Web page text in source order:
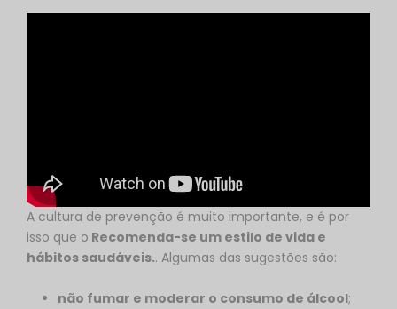
A cultura de prevenção é muito importante, e é por
isso que o Recomenda-se um estilo de vida e
hábitos saudáveis.. Algumas das sugestões são:
não fumar e moderar o consumo de álcool;